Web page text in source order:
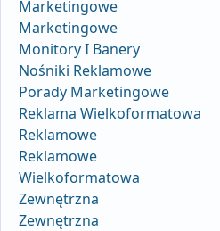
Marketingowe
Marketingowe
Monitory I Banery
Nośniki Reklamowe
Porady Marketingowe
Reklama Wielkoformatowa
Reklamowe
Reklamowe
Wielkoformatowa
Zewnętrzna
Zewnętrzna